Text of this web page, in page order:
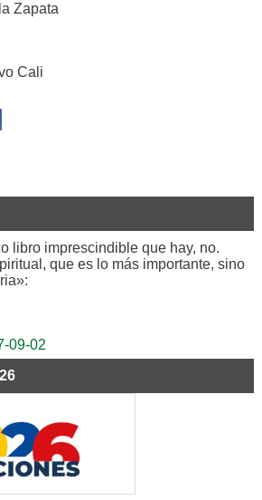
Zapata
Cali
libro imprescindible que hay, no.
que es lo más importante, sino